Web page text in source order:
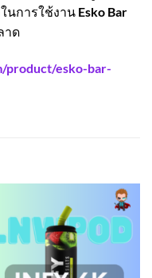
นการใช้งาน Esko Bar
าด
product/esko-bar-